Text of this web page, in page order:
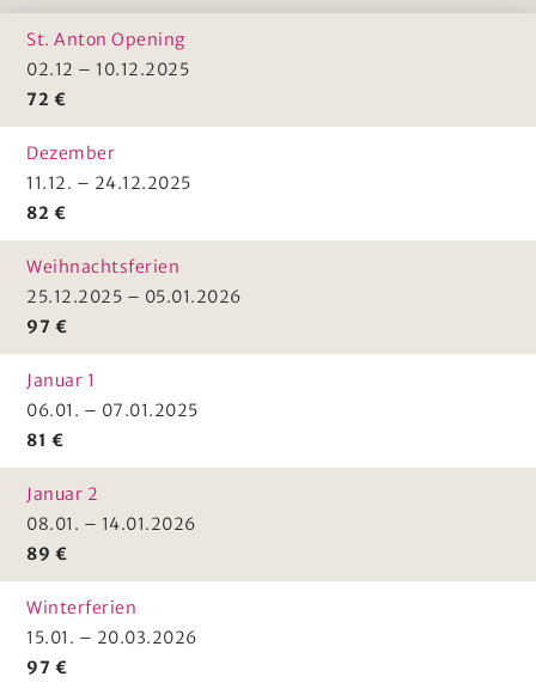
St. Anton Opening
02.12 – 10.12.2025
72 €
Dezember
11.12. – 24.12.2025
82 €
Weihnachtsferien
25.12.2025 – 05.01.2026
97 €
Januar 1
06.01. – 07.01.2025
81 €
Januar 2
08.01. – 14.01.2026
89 €
Winterferien
15.01. – 20.03.2026
97 €